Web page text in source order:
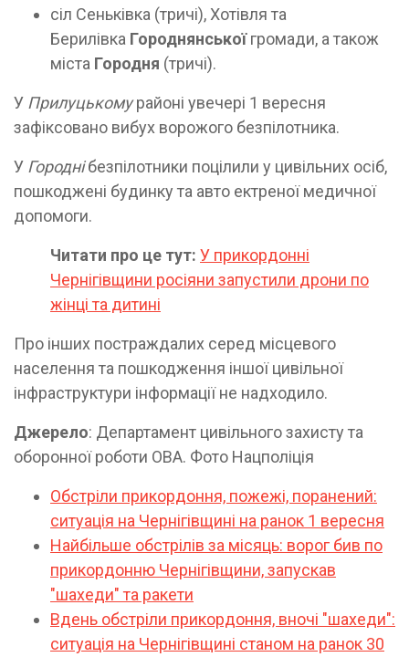
сіл Сеньківка (тричі), Хотівля та
Берилівка Городнянськоїгромади, а також
міста Городня (тричі).
У Прилуцькомурайоні увечері 1 вересня
зафіксовано вибух ворожого безпілотника.
У Городнібезпілотники поцілили у цивільних осіб,
пошкоджені будинку та авто ектреної медичної
допомоги.
Читати про це тут: У прикордонні
Чернігівщини росіяни запустили дрони по
жінці та дитині
Про інших постраждалих серед місцевого
населення та пошкодження іншої цивільної
інфраструктури інформації не надходило.
Джерело: Департамент цивільного захисту та
оборонної роботи ОВА. Фото Нацполіція
Обстріли прикордоння, пожежі, поранений:
ситуація на Чернігівщині на ранок 1 вересня
Найбільше обстрілів за місяць: ворог бив по
прикордонню Чернігівщини, запускав
"шахеди" та ракети
Вдень обстріли прикордоння, вночі "шахеди":
ситуація на Чернігівщині станом на ранок 30